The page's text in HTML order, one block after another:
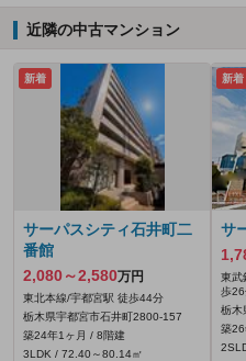
近隣の中古マンション
新着
サーパスシティ石井町二
番館
2,080～2,580万円
東北本線/宇都宮駅 徒歩44分
栃木県宇都宮市石井町2800‐157
築24年1ヶ月 / 8階建
3LDK / 72.40～80.14㎡
新着
サ
東武
歩
栃木
築